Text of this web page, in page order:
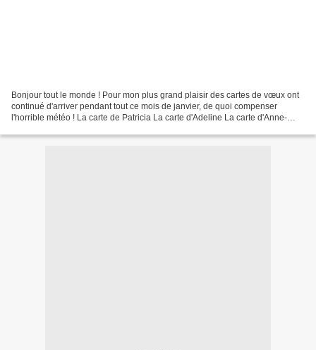
Bonjour tout le monde ! Pour mon plus grand plaisir des cartes de vœux ont
continué d'arriver pendant tout ce mois de janvier, de quoi compenser
l'horrible météo ! La carte de Patricia La carte d'Adeline La carte d'Anne-